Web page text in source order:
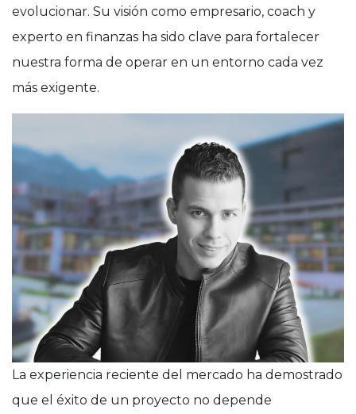
evolucionar. Su visión como empresario, coach y
experto en finanzas ha sido clave para fortalecer
nuestra forma de operar en un entorno cada vez
más exigente.
La experiencia reciente del mercado ha demostrado
que el éxito de un proyecto no depende